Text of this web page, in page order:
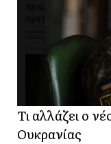
Τι αλλάζει ο
Ουκρανίας